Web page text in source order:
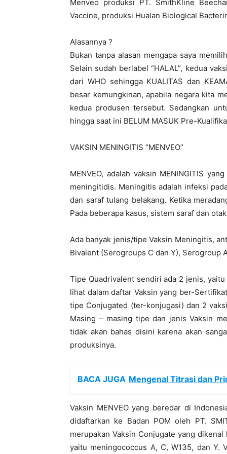
Menveo produksi PT. SmithKline
Vaccine, produksi Hualan Biological
Alasannya ?
Bukan tanpa alasan mengapa saya
Selain sudah berlabel “HALAL”, kedua
dari WHO sehingga KUALITAS dan
besar kemungkinan, apabila negara kita
kedua produsen tersebut. Sedangkan
hingga saat ini BELUM MASUK Pre-
VAKSIN MENINGITIS “MENVEO”
MENVEO, adalah vaksin MENINGITIS
meningitidis. Meningitis adalah infeksi
dan saraf tulang belakang. Ketika
Pada beberapa kasus, sistem saraf dan
Ada banyak jenis/tipe Vaksin Meningitis,
Bivalent (Serogroups C dan Y), Serogroup
Tipe Quadrivalent sendiri ada 2 jenis,
lihat dalam daftar Vaksin yang ber-
tipe Conjugated (ter-konjugasi) dan 2
Masing – masing tipe dan jenis Vaksin
tidak akan bahas disini karena akan
produksinya.
BACA JUGA Mengenal Titrasi dan
Vaksin MENVEO yang beredar di
didaftarkan ke Badan POM oleh PT.
merupakan Vaksin Conjugate yang
yaitu meningococcus A, C, W135, dan Y.